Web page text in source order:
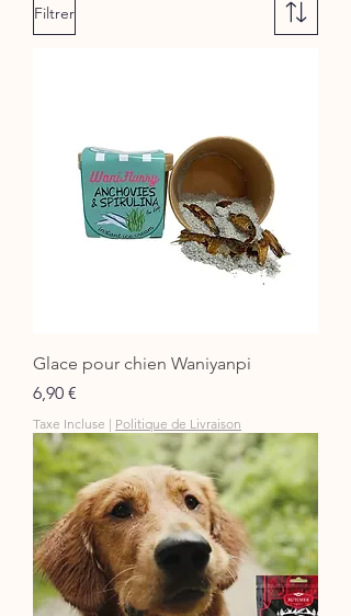
Filtrer
Glace pour chien Waniyanpi
Prix
6,90 €
Taxe Incluse | Politique de Livraison